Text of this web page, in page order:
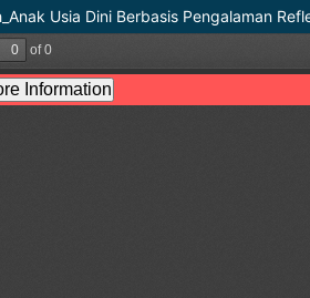
Usia Dini Berbasis Pengalaman